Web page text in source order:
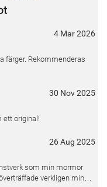
4 Mar 2026
färger. Rekommenderas
30 Nov 2025
ett original!
26 Aug 2025
som min mormor
verkligen mina